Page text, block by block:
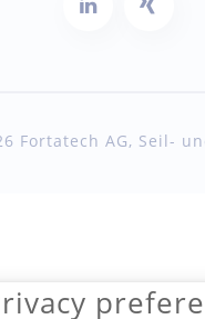
Fortatech AG, Seil-